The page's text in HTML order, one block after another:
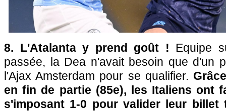
8. L'Atalanta y prend goût ! Equipe
passée, la Dea n'avait besoin que d'un
l'Ajax Amsterdam pour se qualifier.
en fin de partie (85e), les Italiens ont
s'imposant 1-0 pour valider leur billet